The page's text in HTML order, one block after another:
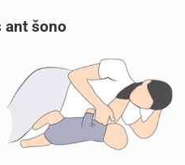
ant šono